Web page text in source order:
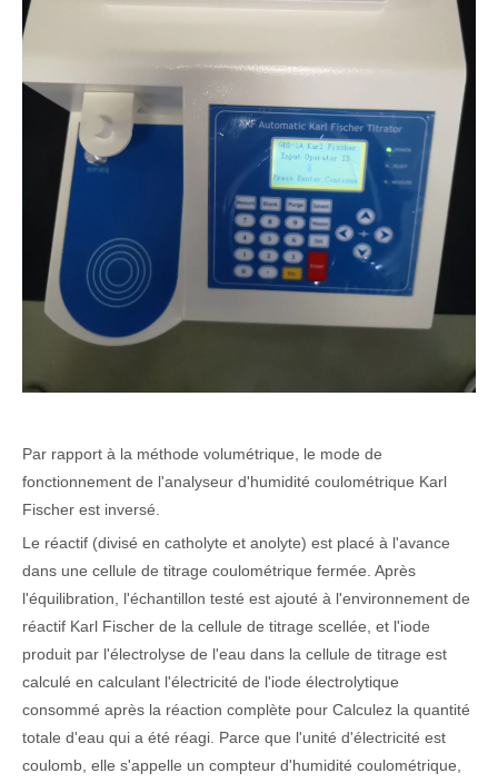
Par rapport à la méthode volumétrique, le mode de
fonctionnement de l'analyseur d'humidité coulométrique Karl
Fischer est inversé.
Le réactif (divisé en catholyte et anolyte) est placé à l'avance
dans une cellule de titrage coulométrique fermée. Après
l'équilibration, l'échantillon testé est ajouté à l'environnement de
réactif Karl Fischer de la cellule de titrage scellée, et l'iode
produit par l'électrolyse de l'eau dans la cellule de titrage est
calculé en calculant l'électricité de l'iode électrolytique
consommé après la réaction complète pour Calculez la quantité
totale d'eau qui a été réagi. Parce que l'unité d'électricité est
coulomb, elle s'appelle un compteur d'humidité coulométrique,